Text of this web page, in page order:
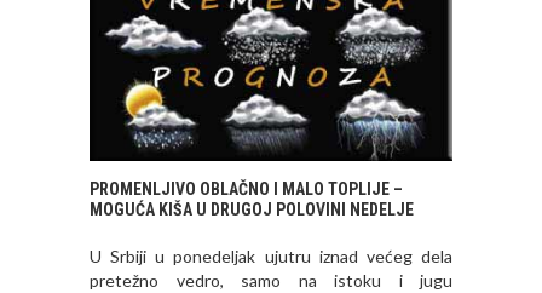
PROMENLJIVO OBLAČNO I MALO TOPLIJE –
MOGUĆA KIŠA U DRUGOJ POLOVINI NEDELJE
U Srbiji u ponedeljak ujutru iznad većeg dela
pretežno vedro, samo na istoku i jugu